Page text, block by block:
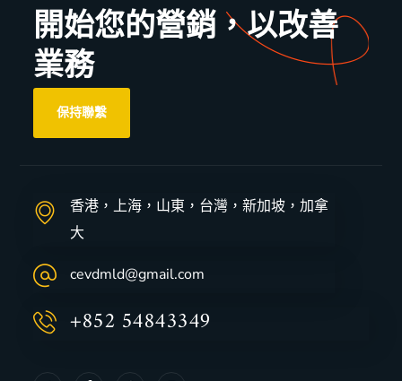
開始您的營銷，以改善
業務
保持聯繫
香港，上海，山東，台灣，新加坡，加拿
大
cevdmld@gmail.com
+852 54843349